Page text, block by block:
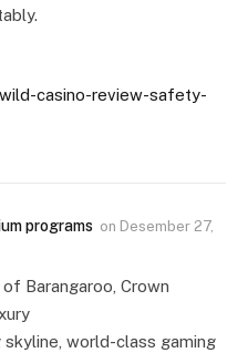
casino-review-safety-
programs on Desember 27,
Barangaroo, Crown
world-class gaming